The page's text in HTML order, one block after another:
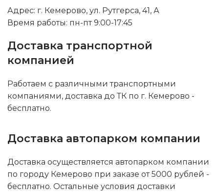
Адрес: г. Кемерово, ул. Рутгерса, 41, А
Время работы: пн-пт 9:00-17:45
Доставка транспортной
компанией
Работаем с различными транспортными
компаниями, доставка до ТК по г. Кемерово -
бесплатно.
Доставка автопарком компании
Доставка осуществляется автопарком компании
по городу Кемерово при заказе от 5000 рублей -
бесплатно. Остальные условия доставки